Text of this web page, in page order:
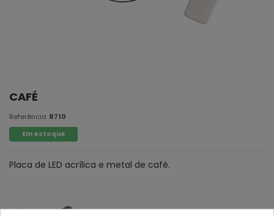
CAFÉ
Referência 8710
Em estoque
Placa de LED acrílica e metal de café.